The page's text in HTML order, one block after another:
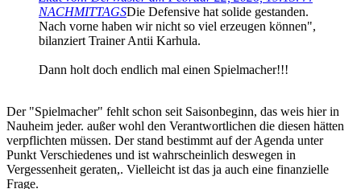
NACHMITTAGSDie Defensive hat solide gestanden.
Nach vorne haben wir nicht so viel erzeugen können",
bilanziert Trainer Antii Karhula.
Dann holt doch endlich mal einen Spielmacher!!!
Der "Spielmacher" fehlt schon seit Saisonbeginn, das weis hier in
Nauheim jeder. außer wohl den Verantwortlichen die diesen hätten
verpflichten müssen. Der stand bestimmt auf der Agenda unter
Punkt Verschiedenes und ist wahrscheinlich deswegen in
Vergessenheit geraten,. Vielleicht ist das ja auch eine finanzielle
Frage.